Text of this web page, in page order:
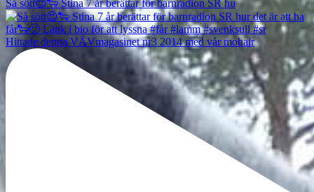
Så sött😍🐑 Stina 7 år berättar för barnradion SR hu
Hittade denna VÄVmagasinet nr3 2014 med vår mohair